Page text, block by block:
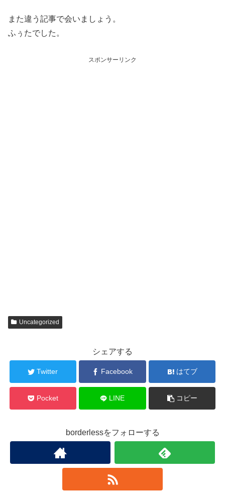
また違う記事で会いましょう。
ふぅたでした。
スポンサーリンク
Uncategorized
シェアする
Twitter Facebook はてブ
Pocket LINE コピー
borderlessをフォローする